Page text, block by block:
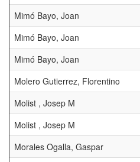
Mimó Bayo, Joan
Mimó Bayo, Joan
Mimó Bayo, Joan
Molero Gutierrez, Florentino
Molist , Josep M
Molist , Josep M
Morales Ogalla, Gaspar